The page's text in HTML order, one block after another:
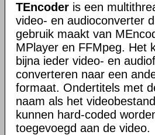
TEncoder is een
video- en audioconverter
gebruik maakt van
MPlayer en FFMpeg. Het
bijna ieder video- en
converteren naar een
formaat. Ondertitels met
naam als het videobestand
kunnen hard-coded
toegevoegd aan de video.